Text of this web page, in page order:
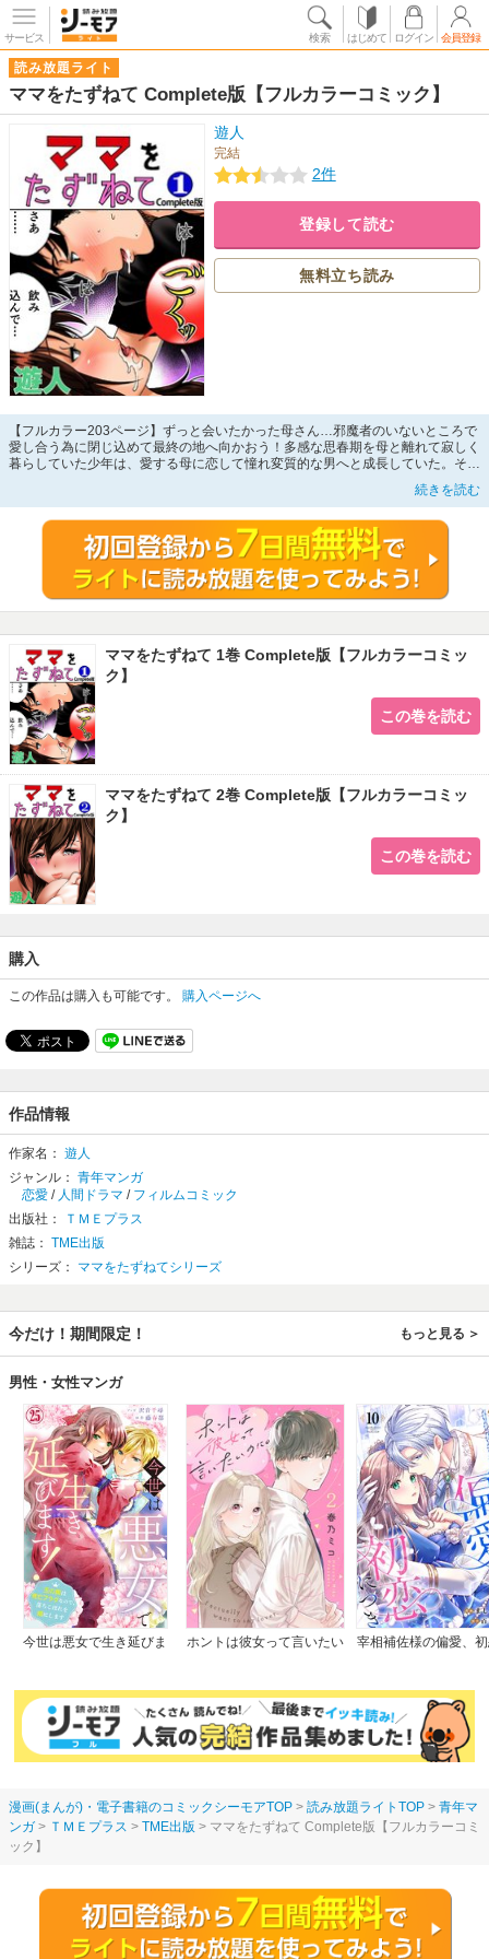
サービス 検索 はじめて ログイン 会員登録
読み放題ライト
ママをたずねて Complete版【フルカラーコミック】
遊人
完結
2件
登録して読む
無料立ち読み
【フルカラー203ページ】ずっと会いたかった母さん…邪魔者のいないところで
愛し合う為に閉じ込めて最終の地へ向かおう！多感な思春期を母と離れて寂しく
暮らしていた少年は、愛する母に恋して憧れ変質的な男へと成長していた。そし
続きを読む
ママをたずねて 1巻 Complete版【フルカラーコミッ
ク】
この巻を読む
ママをたずねて 2巻 Complete版【フルカラーコミッ
ク】
この巻を読む
購入
この作品は購入も可能です。 購入ページへ
作品情報
作家名： 遊人
ジャンル： 青年マンガ
恋愛 / 人間ドラマ / フィルムコミック
出版社：
ＴＭＥプラス
雑誌： TME出版
シリーズ： ママをたずねてシリーズ
今だけ！期間限定！ もっと見る
男性・女性マンガ
今世は悪女で生き延びま
します～
ホントは彼女って言いたい
宰相補佐様の偏愛、
漫画(まんが)・電子書籍のコミックシーモアTOP 読み放題ライトTOP
青年マ
ンガ
ＴＭＥプラス TME出版
ママをたずねて Complete版【フルカラーコミ
ック】